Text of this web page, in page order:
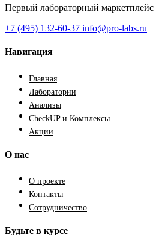
Первый лабораторный маркетплейс
+7 (495) 132-60-37 info@pro-labs.ru
Навигация
Главная
Лаборатории
Анализы
CheckUP и Комплексы
Акции
О нас
О проекте
Контакты
Сотрудничество
Будьте в курсе